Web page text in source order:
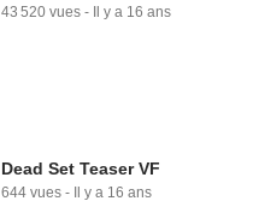
43 520 vues - Il y a 16 ans
Dead Set Teaser VF
644 vues - Il y a 16 ans